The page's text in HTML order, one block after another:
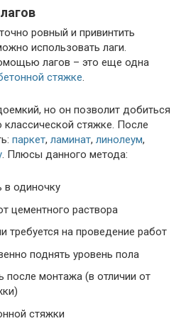
ровный и привинтить
использовать лаги.
лагов – это еще одна
стяжке
но он позволит добиться
классической стяжке. После
паркет, ламинат, линолеум,
. Плюсы данного метода:
одиночку
цементного раствора
требуется на проведение работ
поднять уровень пола
после монтажа (в отличии от
стяжки